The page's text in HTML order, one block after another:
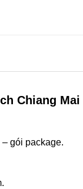
Chiang
gói package.